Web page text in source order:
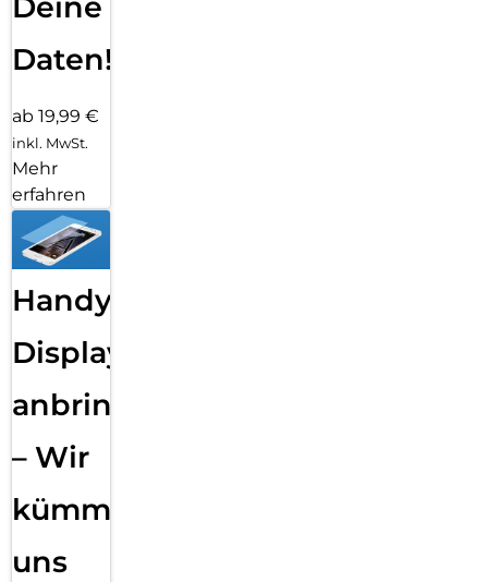
Daten!
ab 19,99 €
inkl. MwSt.
Mehr
erfahren
Handy
Displayfolie
anbringen
– Wir
kümmern
uns